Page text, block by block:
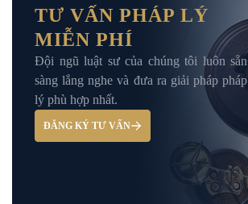
Luật Bảo Hiểm Xã Hội
Luật Dân Sự
TƯ VẤN PHÁP LÝ
MIỄN PHÍ
Đội ngũ luật sư của chúng tôi luôn sẵn
sàng lắng nghe và đưa ra giải pháp pháp
lý phù hợp nhất.
ĐĂNG KÝ TƯ VẤN